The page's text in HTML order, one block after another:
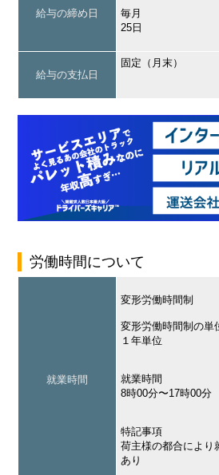
給与の締め日
毎月
25日
給与の支払日
固定（月末）
労働時間について
就業時間
変形労働時間制
変形労働時間制の単
１年単位
就業時間
8時00分〜17時00分
特記事項
荷主様の都合により
あり